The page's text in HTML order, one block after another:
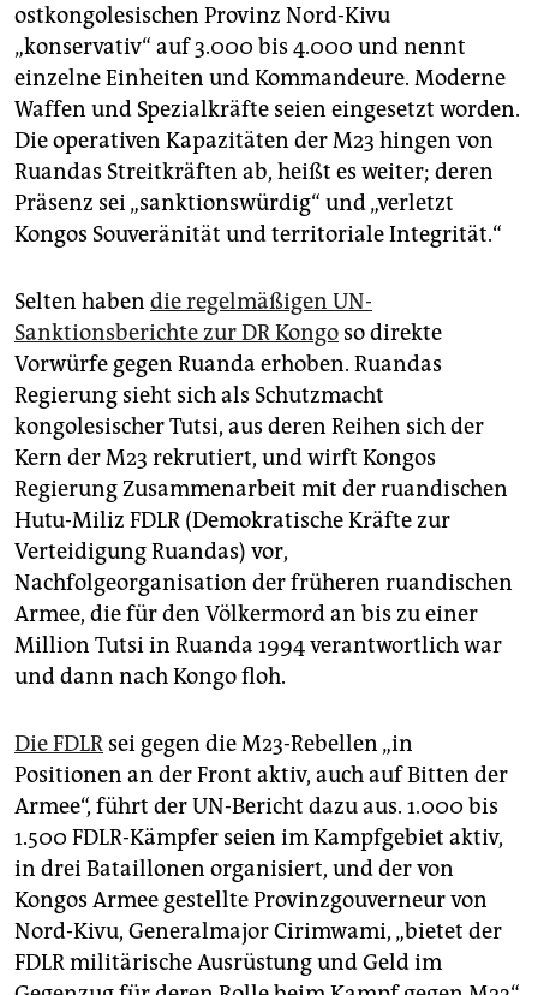
ostkongolesischen Provinz Nord-Kivu
„konservativ“ auf 3.000 bis 4.000 und nennt
einzelne Einheiten und Kommandeure. Moderne
Waffen und Spezialkräfte seien eingesetzt worden.
Die operativen Kapazitäten der M23 hingen von
Ruandas Streitkräften ab, heißt es weiter; deren
Präsenz sei „sanktionswürdig“ und „verletzt
Kongos Souveränität und territoriale Integrität.“
Selten haben die regelmäßigen UN-
Sanktionsberichte zur DR Kongo so direkte
Vorwürfe gegen Ruanda erhoben. Ruandas
Regierung sieht sich als Schutzmacht
kongolesischer Tutsi, aus deren Reihen sich der
Kern der M23 rekrutiert, und wirft Kongos
Regierung Zusammenarbeit mit der ruandischen
Hutu-Miliz FDLR (Demokratische Kräfte zur
Verteidigung Ruandas) vor,
Nachfolgeorganisation der früheren ruandischen
Armee, die für den Völkermord an bis zu einer
Million Tutsi in Ruanda 1994 verantwortlich war
und dann nach Kongo floh.
Die FDLR sei gegen die M23-Rebellen „in
Positionen an der Front aktiv, auch auf Bitten der
Armee“, führt der UN-Bericht dazu aus. 1.000 bis
1.500 FDLR-Kämpfer seien im Kampfgebiet aktiv,
in drei Bataillonen organisiert, und der von
Kongos Armee gestellte Provinzgouverneur von
Nord-Kivu, Generalmajor Cirimwami, „bietet der
FDLR militärische Ausrüstung und Geld im